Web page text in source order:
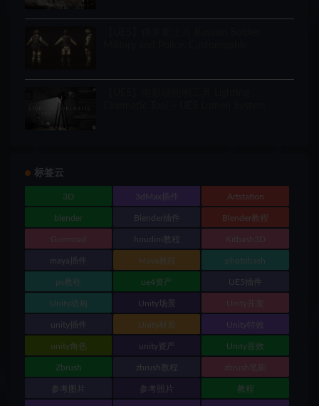
标签云
3D 3dMax插件 Artstation
blender Blender插件 Blender教程
Gumroad houdini教程 Kitbash3D
maya插件 Maya教程 photobash
ps教程 ue4资产 UE5插件
Unity动画 Unity场景 Unity开发
unity插件 Unity材质 Unity特效
unity角色 unity资产 Unity音效
Zbrush zbrush教程 zbrush笔刷
参考图片 参考照片 教程